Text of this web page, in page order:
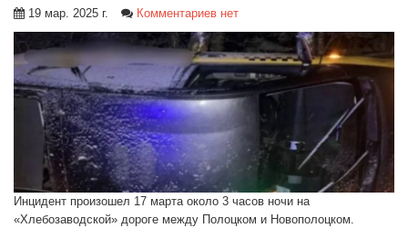
19 мар. 2025 г. Комментариев нет
Инцидент произошел 17 марта около 3 часов ночи на
«Хлебозаводской» дороге между Полоцком и Новополоцком.